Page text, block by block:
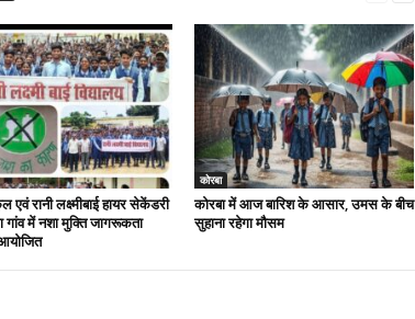
रानी लक्ष्मीबाई हायर सेकेंडरी
गांव में नशा मुक्ति जागरूकता
कोरबा
कोरबा में आज बारिश के आसार, उमस के बीच
सुहाना रहेगा मौसम